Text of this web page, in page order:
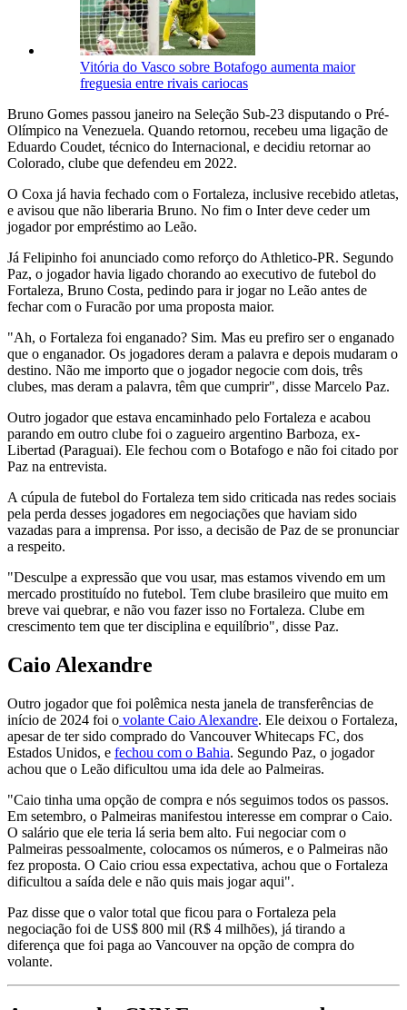
Vitória do Vasco sobre Botafogo aumenta maior
freguesia entre rivais cariocas
Bruno Gomes passou janeiro na Seleção Sub-23 disputando o Pré-
Olímpico na Venezuela. Quando retornou, recebeu uma ligação de
Eduardo Coudet, técnico do Internacional, e decidiu retornar ao
Colorado, clube que defendeu em 2022.
O Coxa já havia fechado com o Fortaleza, inclusive recebido atletas,
e avisou que não liberaria Bruno. No fim o Inter deve ceder um
jogador por empréstimo ao Leão.
Já Felipinho foi anunciado como reforço do Athletico-PR. Segundo
Paz, o jogador havia ligado chorando ao executivo de futebol do
Fortaleza, Bruno Costa, pedindo para ir jogar no Leão antes de
fechar com o Furacão por uma proposta maior.
"Ah, o Fortaleza foi enganado? Sim. Mas eu prefiro ser o enganado
que o enganador. Os jogadores deram a palavra e depois mudaram o
destino. Não me importo que o jogador negocie com dois, três
clubes, mas deram a palavra, têm que cumprir", disse Marcelo Paz.
Outro jogador que estava encaminhado pelo Fortaleza e acabou
parando em outro clube foi o zagueiro argentino Barboza, ex-
Libertad (Paraguai). Ele fechou com o Botafogo e não foi citado por
Paz na entrevista.
A cúpula de futebol do Fortaleza tem sido criticada nas redes sociais
pela perda desses jogadores em negociações que haviam sido
vazadas para a imprensa. Por isso, a decisão de Paz de se pronunciar
a respeito.
"Desculpe a expressão que vou usar, mas estamos vivendo em um
mercado prostituído no futebol. Tem clube brasileiro que muito em
breve vai quebrar, e não vou fazer isso no Fortaleza. Clube em
crescimento tem que ter disciplina e equilíbrio", disse Paz.
Caio Alexandre
Outro jogador que foi polêmica nesta janela de transferências de
início de 2024 foi o volante Caio Alexandre. Ele deixou o Fortaleza,
apesar de ter sido comprado do Vancouver Whitecaps FC, dos
Estados Unidos, e fechou com o Bahia. Segundo Paz, o jogador
achou que o Leão dificultou uma ida dele ao Palmeiras.
"Caio tinha uma opção de compra e nós seguimos todos os passos.
Em setembro, o Palmeiras manifestou interesse em comprar o Caio.
O salário que ele teria lá seria bem alto. Fui negociar com o
Palmeiras pessoalmente, colocamos os números, e o Palmeiras não
fez proposta. O Caio criou essa expectativa, achou que o Fortaleza
dificultou a saída dele e não quis mais jogar aqui".
Paz disse que o valor total que ficou para o Fortaleza pela
negociação foi de US$ 800 mil (R$ 4 milhões), já tirando a
diferença que foi paga ao Vancouver na opção de compra do
volante.